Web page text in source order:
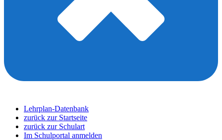
Lehrplan-Datenbank
zurück zur Startseite
zurück zur Schulart
Im Schulportal anmelden